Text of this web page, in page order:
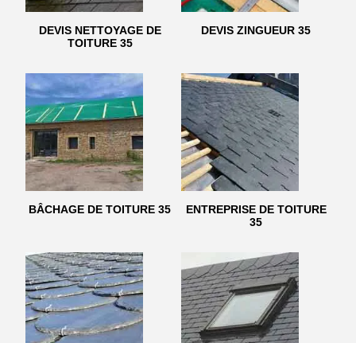
DEVIS NETTOYAGE DE
TOITURE 35
DEVIS ZINGUEUR 35
BÂCHAGE DE TOITURE 35
ENTREPRISE DE TOITURE
35